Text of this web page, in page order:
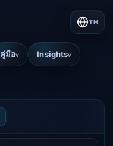
คู่มือv Insightsv
TH